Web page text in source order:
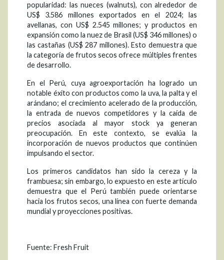
popularidad: las nueces (walnuts), con alrededor de
US$ 3.586 millones exportados en el 2024; las
avellanas, con US$ 2.545 millones; y productos en
expansión como la nuez de Brasil (US$ 346 millones) o
las castañas (US$ 287 millones). Esto demuestra que
la categoría de frutos secos ofrece múltiples frentes
de desarrollo.
En el Perú, cuya agroexportación ha logrado un
notable éxito con productos como la uva, la palta y el
arándano; el crecimiento acelerado de la producción,
la entrada de nuevos competidores y la caída de
precios asociada al mayor stock ya generan
preocupación. En este contexto, se evalúa la
incorporación de nuevos productos que continúen
impulsando el sector.
Los primeros candidatos han sido la cereza y la
frambuesa; sin embargo, lo expuesto en este artículo
demuestra que el Perú también puede orientarse
hacia los frutos secos, una línea con fuerte demanda
mundial y proyecciones positivas.
Fuente: Fresh Fruit